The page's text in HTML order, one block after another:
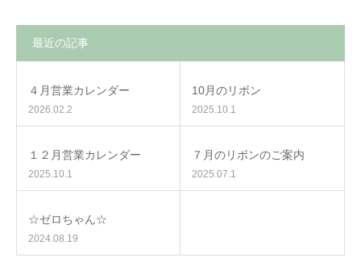
最近の記事
４月営業カレンダー
2026.02.2
10月のリボン
2025.10.1
１２月営業カレンダー
2025.10.1
７月のリボンのご案内
2025.07.1
☆ゼロちゃん☆
2024.08.19